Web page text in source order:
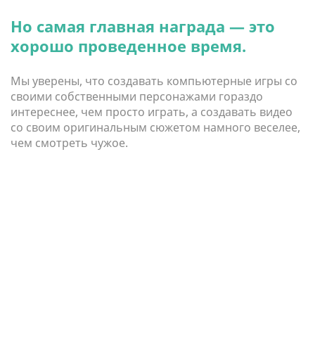
Но самая главная награда — это
хорошо проведенное время.
Мы уверены, что создавать компьютерные игры со
своими собственными персонажами гораздо
интереснее, чем просто играть, а создавать видео
со своим оригинальным сюжетом намного веселее,
чем смотреть чужое.